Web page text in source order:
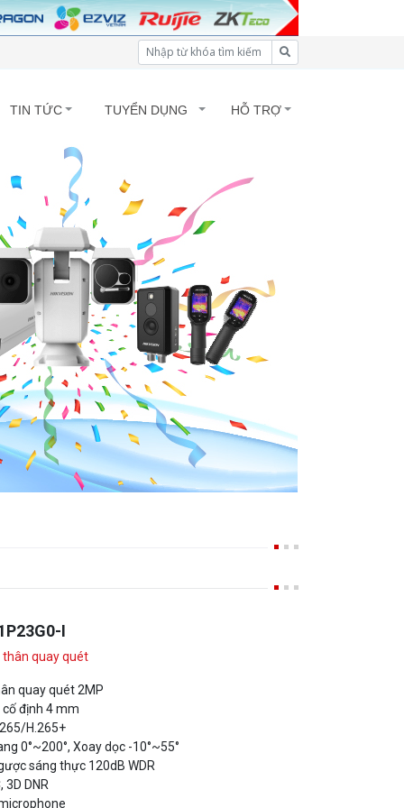
TIN TỨC TUYỂN DỤNG HỖ TRỢ
quay quét
quay quét 2MP
H.265+
0°~200°, Xoay dọc -10°~55°
sáng thực 120dB WDR
3D DNR
lên đến 40m